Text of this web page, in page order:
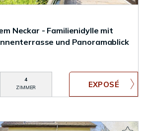
Neckar - Familienidylle mit
und Panoramablick
4
ZIMMER